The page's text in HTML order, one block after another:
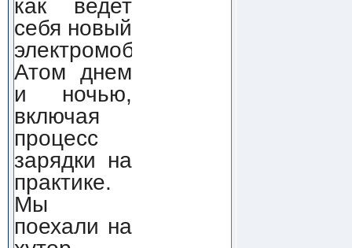
как ведет
себя новый
электромобиль
Атом днем
и ночью,
включая
процесс
зарядки на
практике.
Мы
поехали на